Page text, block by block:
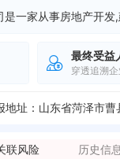
最终受益
穿透追溯
地址：山东省菏泽市
联风险 历史信息